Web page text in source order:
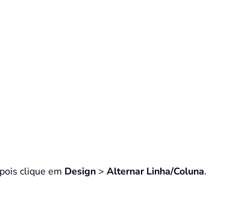
clique em Design > Alternar Linha/Coluna.